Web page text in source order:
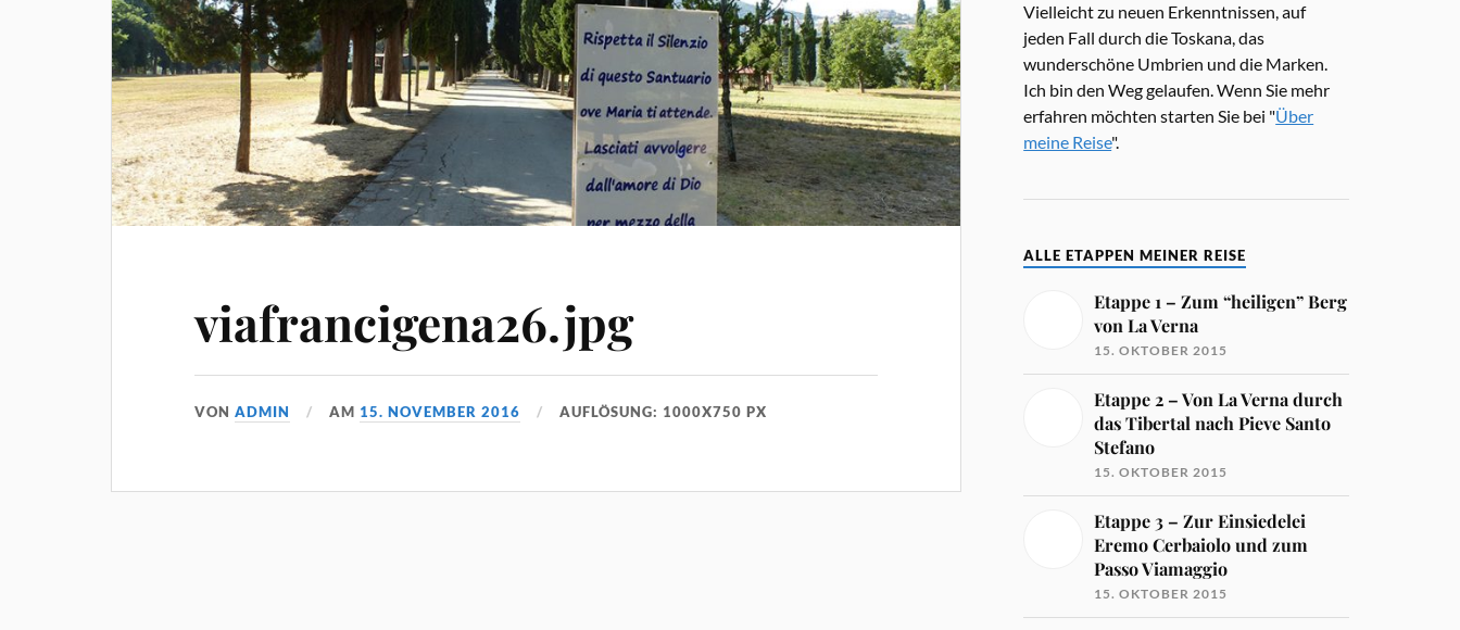
viafrancigena26.jpg
VONADMIN AM 15. NOVEMBER 2016 AUFLÖSUNG: 1000X750 PX
Vielleicht zu neuen Erkenntnissen, auf
jeden Fall durch die Toskana, das
wunderschöne Umbrien und die Marken.
Ich bin den Weg gelaufen. Wenn Sie mehr
erfahren möchten starten Sie bei "Über
meine Reise".
ALLE ETAPPEN MEINER REISE
Etappe 1 – Zum “heiligen” Berg
von La Verna
15. OKTOBER 2015
Etappe 2 – Von La Verna durch
das Tibertal nach Pieve Santo
Stefano
15. OKTOBER 2015
Etappe 3 – Zur Einsiedelei
Eremo Cerbaiolo und zum
Passo Viamaggio
15. OKTOBER 2015